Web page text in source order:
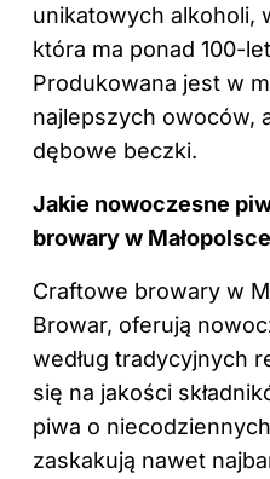
unikatowych alkoholi,
która ma ponad 100-
Produkowana jest w
najlepszych owoców,
dębowe beczki.
Jakie nowoczesne
browary w
Craftowe browary w
Browar, oferują
według tradycyjnych
się na jakości
piwa o
zaskakują nawet